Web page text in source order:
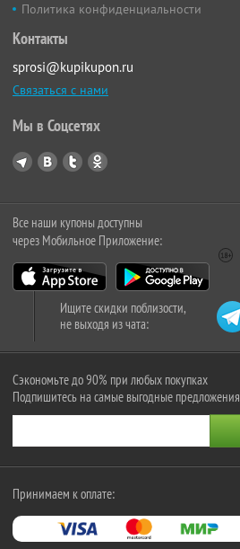
Политика конфиденциальности
Контакты
sprosi@kupikupon.ru
Связаться с нами
Мы в Соцсетях
Все наши купоны доступны
через Мобильное Приложение:
Ищите скидки поблизости,
не выходя из чата:
Сэкономьте до 90% при любых покупках
Подпишитесь на самые выгодные предложения
Принимаем к оплате: